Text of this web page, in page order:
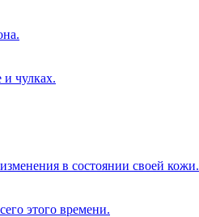
чулках.
в состоянии своей кожи.
этого времени.